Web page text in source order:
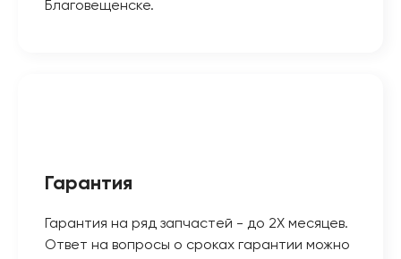
Благовещенске.
Гарантия
Гарантия на ряд запчастей - до 2Х месяцев.
Ответ на вопросы о сроках гарантии можно